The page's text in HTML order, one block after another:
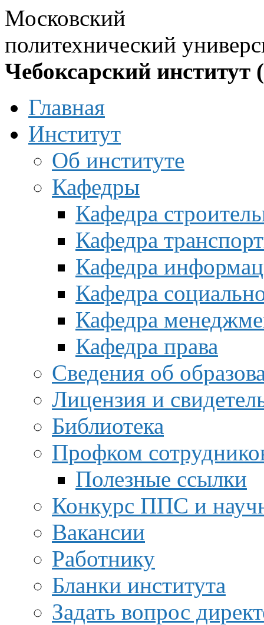
Московский
политехнический
Чебоксарский институт
Главная
Институт
Об институте
Кафедры
Кафедра
Кафедра
Кафедра
Кафедра
Кафедра
Кафедра права
Сведения об
Лицензия и
Библиотека
Профком
Полезные ссылки
Конкурс ППС и
Вакансии
Работнику
Бланки института
Задать вопрос